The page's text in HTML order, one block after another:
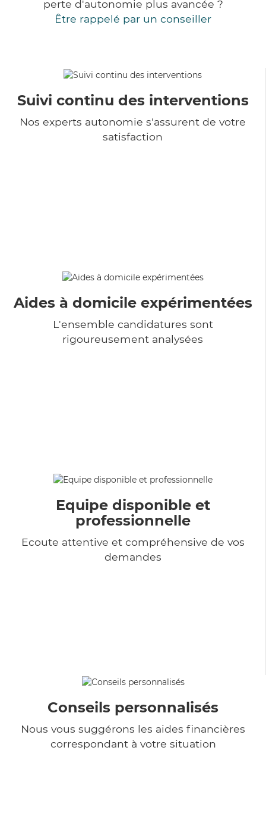
perte d'autonomie plus avancée ?
Être rappelé par un conseiller
Suivi continu des interventions
Nos experts autonomie s'assurent de votre
satisfaction
Aides à domicile expérimentées
L'ensemble candidatures sont
rigoureusement analysées
Equipe disponible et
professionnelle
Ecoute attentive et compréhensive de vos
demandes
Conseils personnalisés
Nous vous suggérons les aides financières
correspondant à votre situation